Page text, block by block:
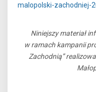
malopolski-zachodniej-
Niniejszy materiał
w ramach kampanii
Zachodnią”